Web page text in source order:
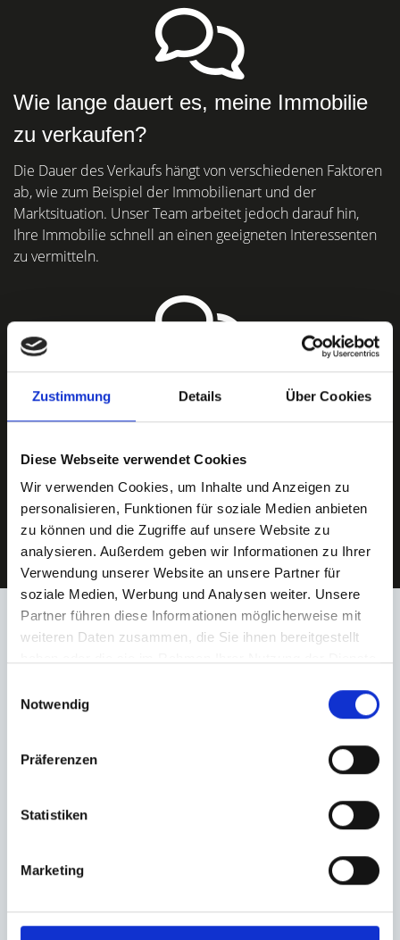
Zustimmung Details Über Cookies
Diese Webseite verwendet Cookies
Wir verwenden Cookies, um Inhalte und Anzeigen zu
personalisieren, Funktionen für soziale Medien anbieten
zu können und die Zugriffe auf unsere Website zu
analysieren. Außerdem geben wir Informationen zu Ihrer
Verwendung unserer Website an unsere Partner für
soziale Medien, Werbung und Analysen weiter. Unsere
Partner führen diese Informationen möglicherweise mit
weiteren Daten zusammen, die Sie ihnen bereitgestellt
Notwendig
Präferenzen
Statistiken
Marketing
Wie lange dauert es, meine Immobilie
zu verkaufen?
Die Dauer des Verkaufs hängt von verschiedenen Faktoren
ab, wie zum Beispiel der Immobilienart und der
Marktsituation. Unser Team arbeitet jedoch darauf hin,
Ihre Immobilie schnell an einen geeigneten Interessenten
zu vermitteln.
Wie funktioniert die Zusammenarbeit
mit Ihrem Team?
Die Zusammenarbeit mit unserem Team ist produktiv und
partnerschaftlich. Wir stehen Ihnen während des gesamten
Verkaufsprozesses zur Seite und legen großen Wert auf
offene Kommunikation und individuelle Beratung.
Häufige Fragen zum
Immobilienverkauf in Nürnberg
Immobilien beantwortet!
Wie kann ich meine Immobilie in